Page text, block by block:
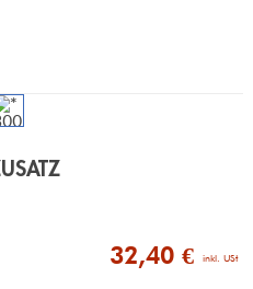
32,40 € inkl. USt